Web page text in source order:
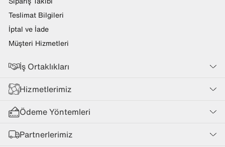
Teslimat Bilgileri
İptal ve İade
Müşteri Hizmetleri
İş Ortaklıkları
Hizmetlerimiz
Ödeme Yöntemleri
Partnerlerimiz